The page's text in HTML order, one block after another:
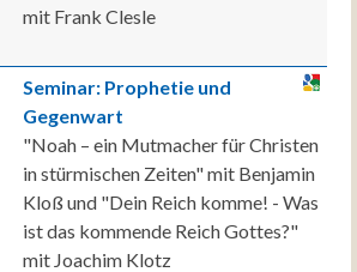
mit Frank Clesle
Seminar: Prophetie und
Gegenwart
"Noah – ein Mutmacher für Christen
in stürmischen Zeiten" mit Benjamin
Kloß und "Dein Reich komme! - Was
ist das kommende Reich Gottes?"
mit Joachim Klotz